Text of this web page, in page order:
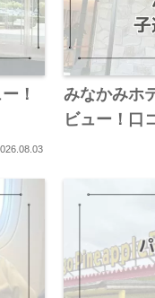
！
みなかみホ
ビュー！口